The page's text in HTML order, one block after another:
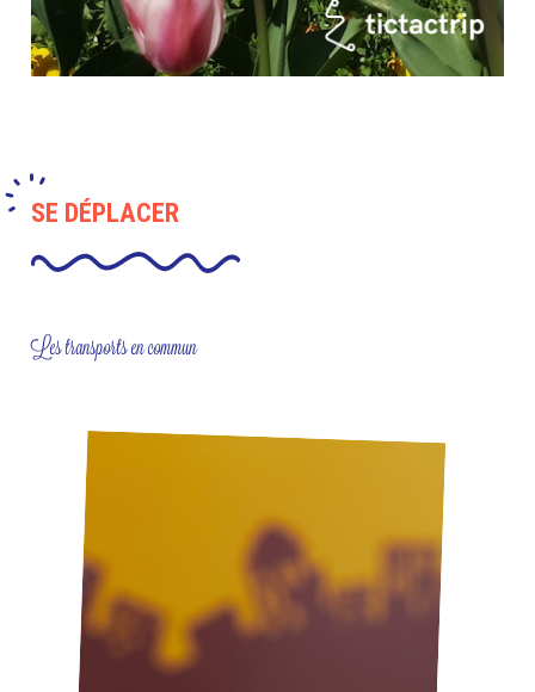
SE DÉPLACER
Les transports en commun